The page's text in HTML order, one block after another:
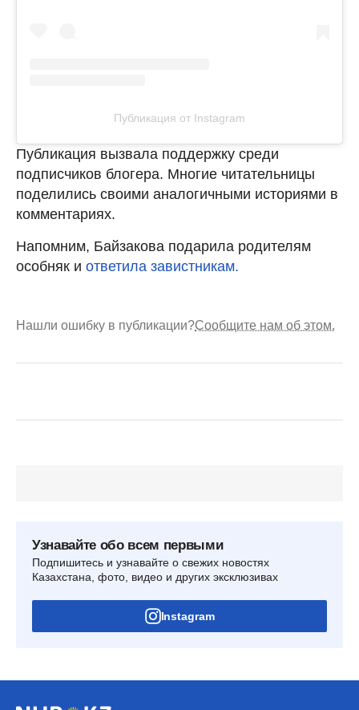
Публикация от Instagram
Публикация вызвала поддержку среди
подписчиков блогера. Многие читательницы
поделились своими аналогичными историями в
комментариях.
Напомним, Байзакова подарила родителям
особняк и ответила завистникам.
Нашли ошибку в публикации?Сообщите нам об этом.
Узнавайте обо всем первыми
Подпишитесь и узнавайте о свежих новостях
Казахстана, фото, видео и других эксклюзивах
Instagram